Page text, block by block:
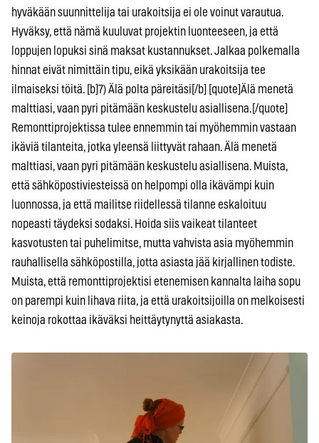
hyväkään suunnittelija tai urakoitsija ei ole voinut varautua.
Hyväksy, että nämä kuuluvat projektin luonteeseen, ja että
loppujen lopuksi sinä maksat kustannukset. Jalkaa polkemalla
hinnat eivät nimittäin tipu, eikä yksikään urakoitsija tee
ilmaiseksi töitä. [b]7) Älä polta päreitäsi[/b] [quote]Älä menetä
malttiasi, vaan pyri pitämään keskustelu asiallisena.[/quote]
Remonttiprojektissa tulee ennemmin tai myöhemmin vastaan
ikäviä tilanteita, jotka yleensä liittyvät rahaan. Älä menetä
malttiasi, vaan pyri pitämään keskustelu asiallisena. Muista,
että sähköpostiviesteissä on helpompi olla ikävämpi kuin
luonnossa, ja että mailitse riidellessä tilanne eskaloituu
nopeasti täydeksi sodaksi. Hoida siis vaikeat tilanteet
kasvotusten tai puhelimitse, mutta vahvista asia myöhemmin
rauhallisella sähköpostilla, jotta asiasta jää kirjallinen todiste.
Muista, että remonttiprojektisi etenemisen kannalta laiha sopu
on parempi kuin lihava riita, ja että urakoitsijoilla on melkoisesti
keinoja rokottaa ikäväksi heittäytynyttä asiakasta.